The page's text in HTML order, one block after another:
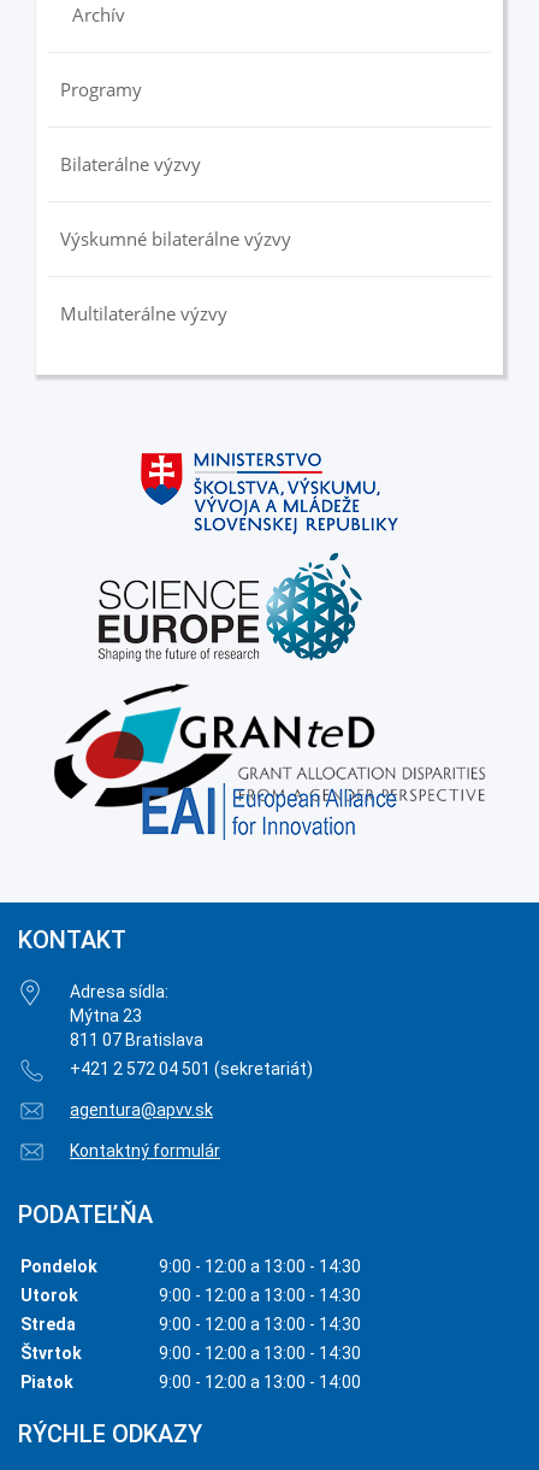
Archív
Programy
Bilaterálne výzvy
Výskumné bilaterálne výzvy
Multilaterálne výzvy
KONTAKT
Adresa sídla:
Mýtna 23
811 07 Bratislava
+421 2 572 04 501 (sekretariát)
agentura@apvv.sk
Kontaktný formulár
PODATEĽŇA
Pondelok
9:00 - 12:00 a 13:00 - 14:30
Utorok
9:00 - 12:00 a 13:00 - 14:30
Streda
9:00 - 12:00 a 13:00 - 14:30
Štvrtok
9:00 - 12:00 a 13:00 - 14:30
Piatok
9:00 - 12:00 a 13:00 - 14:00
RÝCHLE ODKAZY